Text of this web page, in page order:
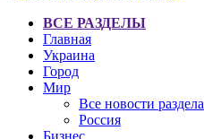
ВСЕ РАЗДЕЛЫ
Главная
Украина
Город
Мир
Все новости раздела
Россия
Бизнес